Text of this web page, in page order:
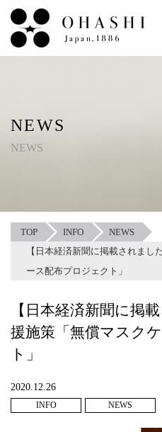
NEWS
NEWS
TOP INFO
NEWS
【日本経済新聞に掲載されま
ース配布プロジェクト」
【日本経済新聞に掲
援施策「無償マスク
ト」
2020.12.26
INFO NEWS